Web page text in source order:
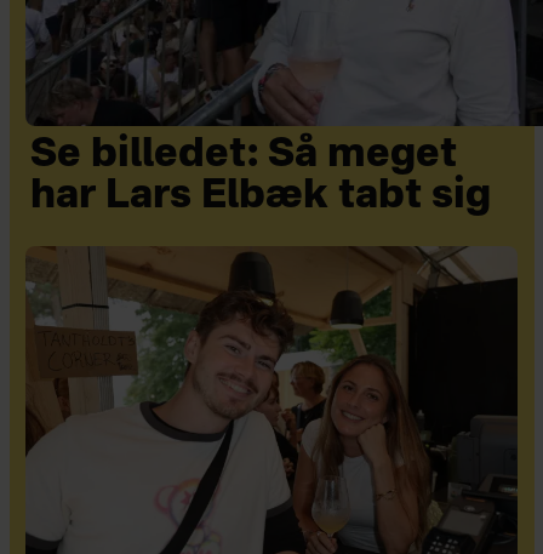
Se billedet: Så meget
har Lars Elbæk tabt sig